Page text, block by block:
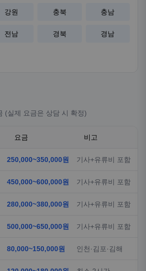
강원 충북 충남
전남 경북 경남
(실제 요금은 상담 시 확정)
요금 비고
250,000~350,000원 기사+유류비 포함
450,000~600,000원 기사+유류비 포함
280,000~380,000원 기사+유류비 포함
500,000~650,000원 기사+유류비 포함
80,000~150,000원 인천·김포·김해